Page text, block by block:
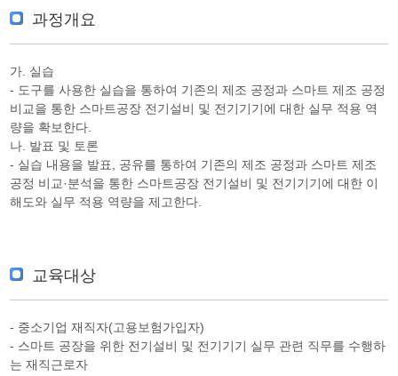
과정개요
가. 실습
- 도구를 사용한 실습을 통하여 기존의 제조 공정과 스마트 제조 공정
비교을 통한 스마트공장 전기설비 및 전기기기에 대한 실무 적용 역
량을 확보한다.
나. 발표 및 토론
- 실습 내용을 발표, 공유를 통하여 기존의 제조 공정과 스마트 제조
공정 비교·분석을 통한 스마트공장 전기설비 및 전기기기에 대한 이
해도와 실무 적용 역량을 제고한다.
교육대상
- 중소기업 재직자(고용보험가입자)
- 스마트 공장을 위한 전기설비 및 전기기기 실무 관련 직무를 수행하
는 재직근로자